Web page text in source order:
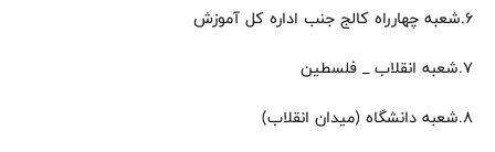
۶.شعبه چهارراه کالج جنب اداره کل آموزش
۷.شعبه انقلاب _ فلسطین
۸.شعبه دانشگاه (میدان انقلاب)